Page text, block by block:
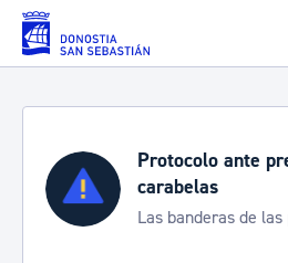
Saltar al contenido principal
Protocolo ante
carabelas
Las banderas de